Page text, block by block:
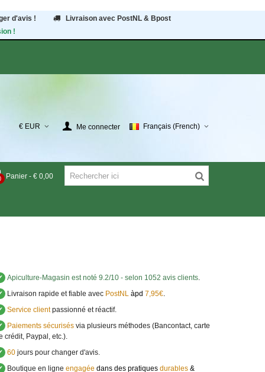
d'avis !
Livraison avec PostNL & Bpost
!
€ EUR Me connecter Français (French)
Panier - € 0,00
Apiculture-Magasin est noté 9.2/10 - selon 1052 avis clients.
Livraison rapide et fiable avecPostNL àpd 7,95€.
Service clientpassionné et réactif.
Paiements sécurisésvia plusieurs méthodes (Bancontact, carte
crédit, Paypal, etc.).
60jours pour changer d'avis.
Boutique en ligne engagée dans des pratiques durables&